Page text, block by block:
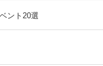
ント20選